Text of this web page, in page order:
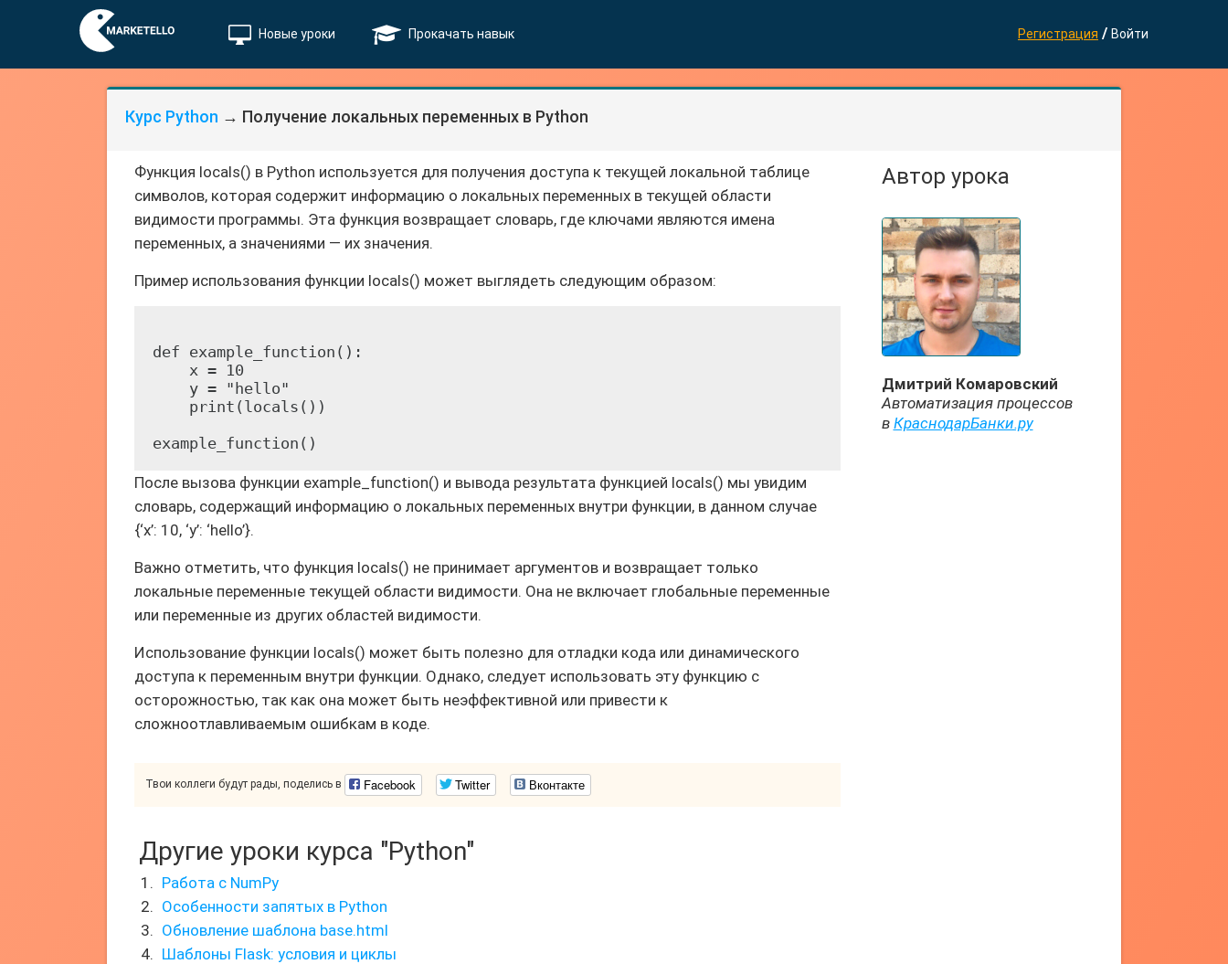
Новые уроки Прокачать навык Регистрация / Войти
Курс Python → Получение локальных переменных в Python
Функция locals() в Python используется для получения доступа к текущей локальной таблице
символов, которая содержит информацию о локальных переменных в текущей области
видимости программы. Эта функция возвращает словарь, где ключами являются имена
переменных, а значениями — их значения.
Пример использования функции locals() может выглядеть следующим образом:
def example_function():
    x = 10
    y = "hello"
    print(locals())
После вызова функции example_function() и вывода результата функцией locals() мы увидим
словарь, содержащий информацию о локальных переменных внутри функции, в данном случае
{‘x’: 10, ‘y’: ‘hello’}.
Важно отметить, что функция locals() не принимает аргументов и возвращает только
локальные переменные текущей области видимости. Она не включает глобальные переменные
или переменные из других областей видимости.
Использование функции locals() может быть полезно для отладки кода или динамического
доступа к переменным внутри функции. Однако, следует использовать эту функцию с
осторожностью, так как она может быть неэффективной или привести к
сложноотлавливаемым ошибкам в коде.
Твои коллеги будут рады, поделись в Facebook Twitter Вконтакте
Автор урока
Дмитрий Комаровский
Автоматизация процессов
в КраснодарБанки.ру
Другие уроки курса "Python"
Работа с NumPy
Особенности запятых в Python
Обновление шаблона base.html
Шаблоны Flask: условия и циклы